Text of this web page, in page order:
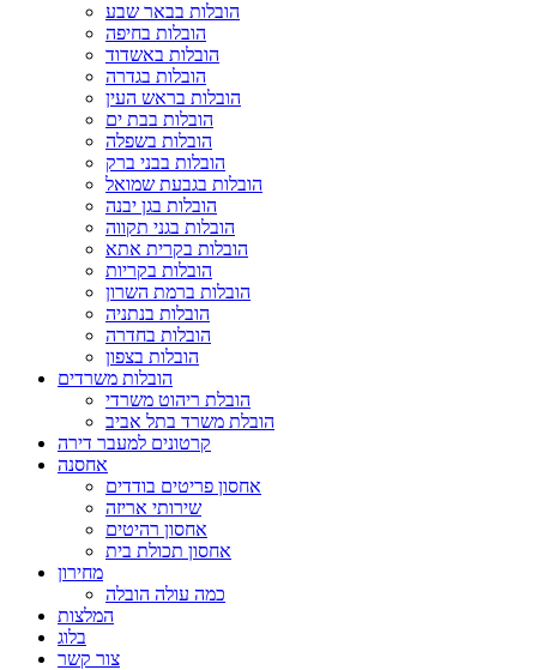
הובלות בבאר שבע
הובלות בחיפה
הובלות באשדוד
הובלות בגדרה
הובלות בראש העין
הובלות בבת ים
הובלות בשפלה
הובלות בבני ברק
הובלות בגבעת שמואל
הובלות בגן יבנה
הובלות בגני תקווה
הובלות בקרית אתא
הובלות בקריות
הובלות ברמת השרון
הובלות בנתניה
הובלות בחדרה
הובלות בצפון
הובלות משרדים
הובלת ריהוט משרדי
הובלת משרד בתל אביב
קרטונים למעבר דירה
אחסנה
אחסון פריטים בודדים
שירותי אריזה
אחסון רהיטים
אחסון תכולת בית
מחירון
כמה עולה הובלה
המלצות
בלוג
צור קשר